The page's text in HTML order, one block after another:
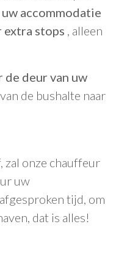
uw accommodatie
extra stops , alleen
de deur van uw
de bushalte naar
zal onze chauffeur
uw
tijd, om
dat is alles!